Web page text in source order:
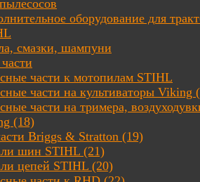
оборудование для
смазки, шампуни
части к мотопилам STIHL
части на культиваторы Viking
части на тримера,
(18)
Briggs & Stratton (19)
шин STIHL (21)
цепей STIHL (20)